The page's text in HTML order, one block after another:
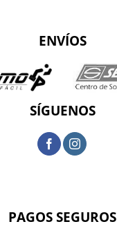
ENVÍOS
SÍGUENOS
PAGOS SEGUROS